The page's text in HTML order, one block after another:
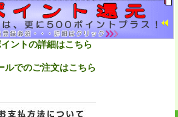
ントの詳細はこちら
ルでのご注文はこちら